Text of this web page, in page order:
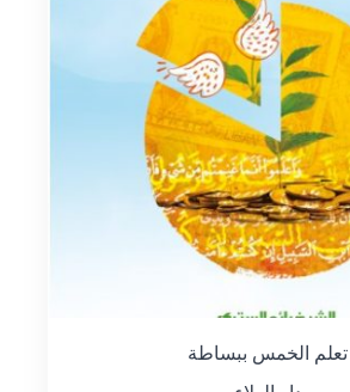
تعلم الخمس ببساطة